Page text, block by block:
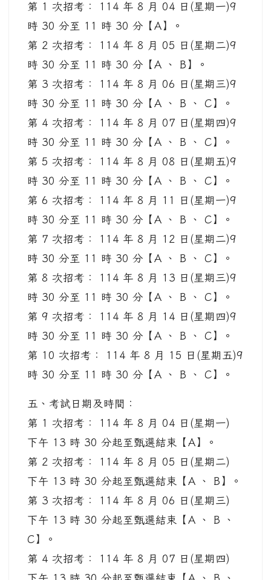
第 1 次招考： 114 年 8 月 04 日(星期一)9
時 30 分至 11 時 30 分【A】。
第 2 次招考： 114 年 8 月 05 日(星期二)9
時 30 分至 11 時 30 分【A 、 B】。
第 3 次招考： 114 年 8 月 06 日(星期三)9
時 30 分至 11 時 30 分【A 、 B 、 C】。
第 4 次招考： 114 年 8 月 07 日(星期四)9
時 30 分至 11 時 30 分【A 、 B 、 C】。
第 5 次招考： 114 年 8 月 08 日(星期五)9
時 30 分至 11 時 30 分【A 、 B 、 C】。
第 6 次招考： 114 年 8 月 11 日(星期一)9
時 30 分至 11 時 30 分【A 、 B 、 C】。
第 7 次招考： 114 年 8 月 12 日(星期二)9
時 30 分至 11 時 30 分【A 、 B 、 C】。
第 8 次招考： 114 年 8 月 13 日(星期三)9
時 30 分至 11 時 30 分【A 、 B 、 C】。
第 9 次招考： 114 年 8 月 14 日(星期四)9
時 30 分至 11 時 30 分【A 、 B 、 C】。
第 10 次招考： 114 年 8 月 15 日(星期五)9
時 30 分至 11 時 30 分【A 、 B 、 C】。
五、考試日期及時間：
第 1 次招考： 114 年 8 月 04 日(星期一)
下午 13 時 30 分起至甄選結束【A】。
第 2 次招考： 114 年 8 月 05 日(星期二)
下午 13 時 30 分起至甄選結束【A 、 B】。
第 3 次招考： 114 年 8 月 06 日(星期三)
下午 13 時 30 分起至甄選結束【A 、 B 、
C】。
第 4 次招考： 114 年 8 月 07 日(星期四)
下午 13 時 30 分起至甄選結束【A 、 B 、